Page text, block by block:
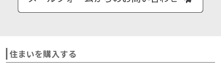
住まいを購入する